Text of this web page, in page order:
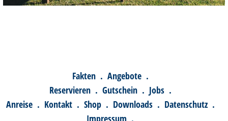
Fakten. Angebote.
Reservieren. Gutschein. Jobs.
Anreise. Kontakt. Shop. Downloads. Datenschutz.